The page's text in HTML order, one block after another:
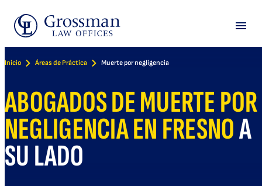
content
Menu
Inicio Áreas de Práctica Muerte por negligencia
ABOGADOS DE MUERTE POR
NEGLIGENCIA EN FRESNOA
SU LADO